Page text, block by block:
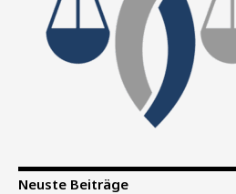
Neuste Beiträge